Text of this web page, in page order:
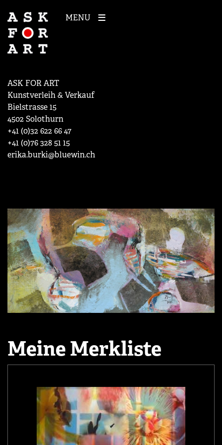
MENU
ASK FOR ART
Kunstverleih & Verkauf
Bielstrasse 15
4502 Solothurn
+41 (0)32 622 66 47
+41 (0)76 328 51 15
erika.burki@bluewin.ch
Meine Merkliste